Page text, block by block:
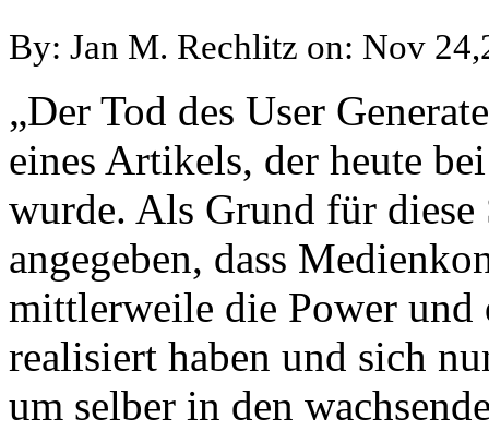
By: Jan M. Rechlitz on: Nov
„Der Tod des User
eines Artikels, der heute
wurde. Als Grund für diese
angegeben, dass
mittlerweile die Power und
realisiert haben und sich
um selber in den